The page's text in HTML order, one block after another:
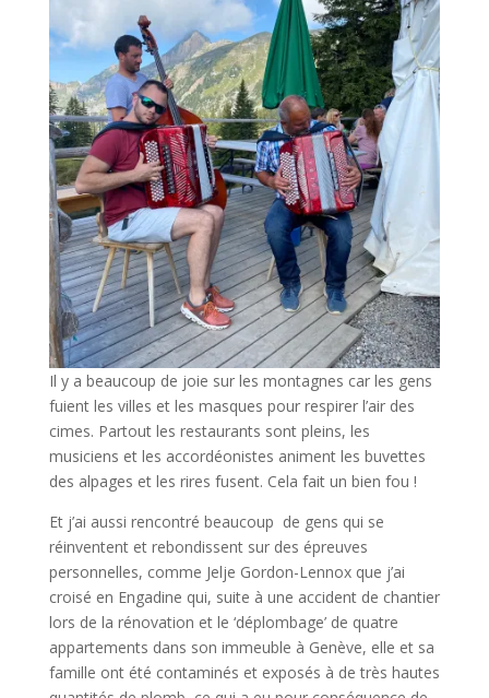
Il y a beaucoup de joie sur les montagnes car les gens
fuient les villes et les masques pour respirer l’air des
cimes. Partout les restaurants sont pleins, les
musiciens et les accordéonistes animent les buvettes
des alpages et les rires fusent. Cela fait un bien fou !
Et j’ai aussi rencontré beaucoup de gens qui se
réinventent et rebondissent sur des épreuves
personnelles, comme Jelje Gordon-Lennox que j’ai
croisé en Engadine qui, suite à une accident de chantier
lors de la rénovation et le ‘déplombage’ de quatre
appartements dans son immeuble à Genève, elle et sa
famille ont été contaminés et exposés à de très hautes